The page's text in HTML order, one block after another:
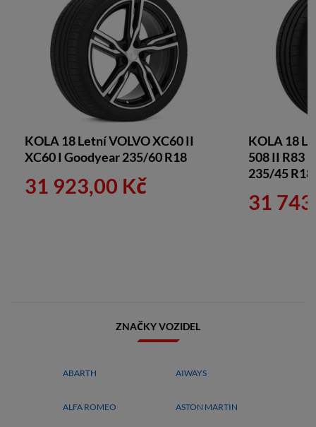
KOLA 18 Letní VOLVO XC60 II
XC60 I Goodyear 235/60 R18
31 923,00 Kč
KOLA 18
508 II R83
235/45 R18
31
ZNAČKY VOZIDEL
ABARTH AIWAYS
ALFA ROMEO ASTON MARTIN